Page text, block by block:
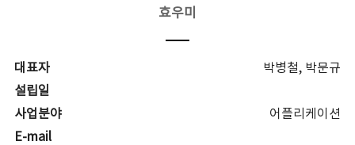
효우미
대표자
박병철, 박문규
설립일
사업분야
어플리케이션
E-mail